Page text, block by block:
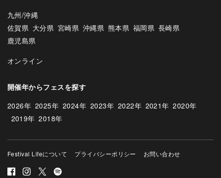
九州/沖縄
佐賀県 大分県 宮崎県 沖縄県 熊本県 福岡県 長崎県
鹿児島県
オンライン
開催年からフェスを探す
2026年 2025年 2024年 2023年 2022年 2021年 2020年
2019年 2018年
Festival Lifeについて プライバシーポリシー お問い合わせ